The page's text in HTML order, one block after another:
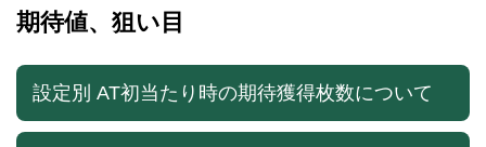
期待値、狙い目
設定別 AT初当たり時の期待獲得枚数について